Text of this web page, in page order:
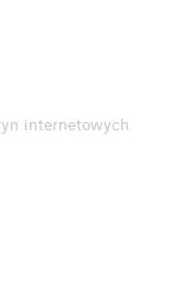
internetowych